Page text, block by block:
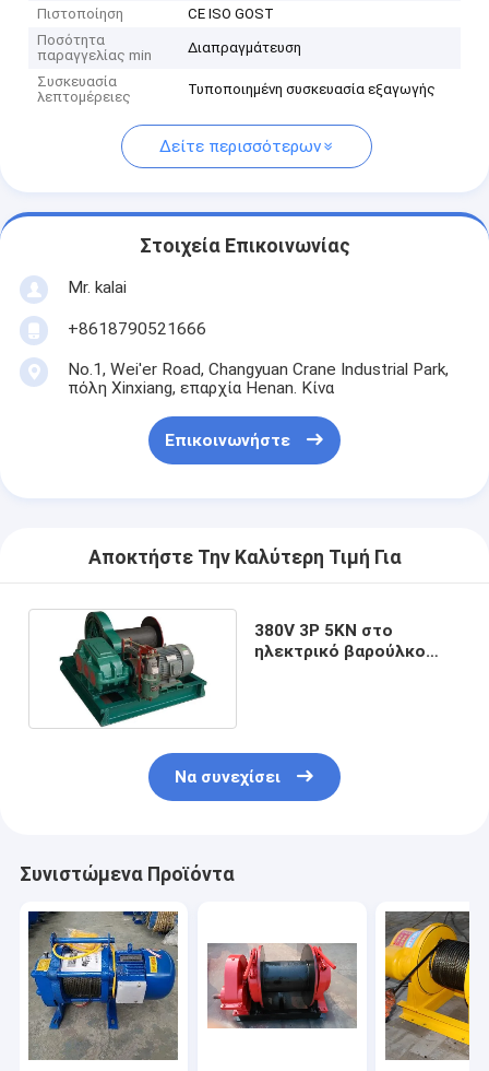
Πιστοποίηση
CE ISO GOST
Ποσότητα
παραγγελίας min
Διαπραγμάτευση
Συσκευασία
λεπτομέρειες
Τυποποιημένη συσκευασία εξαγωγής
Δείτε περισσότερων
Στοιχεία Επικοινωνίας
Mr. kalai
+8618790521666
No.1, Wei'er Road, Changyuan Crane Industrial Park,
πόλη Xinxiang, επαρχία Henan. Κίνα
Επικοινωνήστε
Αποκτήστε Την Καλύτερη Τιμή Για
380V 3P 5KN στο
ηλεκτρικό βαρούλκο
Να συνεχίσει
Συνιστώμενα Προϊόντα